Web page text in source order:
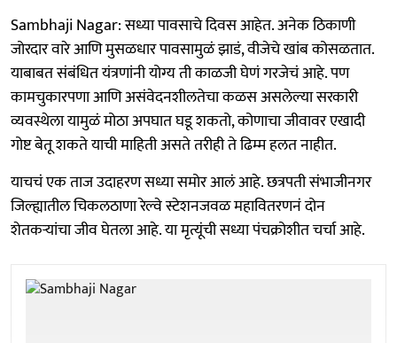
Sambhaji Nagar: सध्या पावसाचे दिवस आहेत. अनेक ठिकाणी
जोरदार वारे आणि मुसळधार पावसामुळं झाडं, वीजेचे खांब कोसळतात.
याबाबत संबंधित यंत्रणांनी योग्य ती काळजी घेणं गरजेचं आहे. पण
कामचुकारपणा आणि असंवेदनशीलतेचा कळस असलेल्या सरकारी
व्यवस्थेला यामुळं मोठा अपघात घडू शकतो, कोणाचा जीवावर एखादी
गोष्ट बेतू शकते याची माहिती असते तरीही ते ढिम्म हलत नाहीत.
याचचं एक ताज उदाहरण सध्या समोर आलं आहे. छत्रपती संभाजीनगर
जिल्ह्यातील चिकलठाणा रेल्वे स्टेशनजवळ महावितरणनं दोन
शेतकऱ्यांचा जीव घेतला आहे. या मृत्यूंची सध्या पंचक्रोशीत चर्चा आहे.